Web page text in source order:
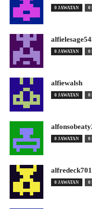
0 JAWATAN 0
0 JAWATAN 0
alfiewalsh
0 JAWATAN 0
0 JAWATAN 0
0 JAWATAN 0